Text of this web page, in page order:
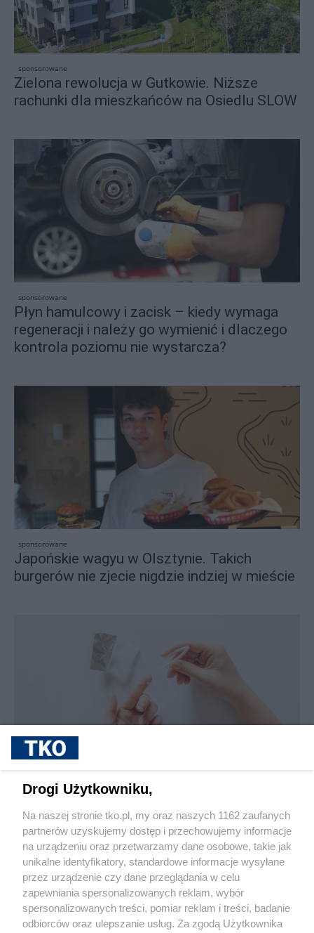
sponsorowane
Zielona rewolucja w Gutkowie. Niższe
rachunki dla mieszkańców na Osiedlu SLOW
sponsorowane
Płyn hamulcowy i zacisk – kiedy wymaga
regeneracji i należy go wymienić i dlaczego
kontrola poziomu nie wystarcza?
sponsorowane
Japońskie wagyu w Olsztynie. Takich
burgerów nie zjecie nigdzie indziej w mieście
Jak rozpoznać, że soczewki kontaktowe są
Pokaż więcej
Drogi Użytkowniku,
Na naszej stronie tko.pl, my oraz naszych 1162 zaufanych
partnerów uzyskujemy dostęp i przechowujemy informacje
na urządzeniu oraz przetwarzamy dane osobowe, takie jak
unikalne identyfikatory, standardowe informacje wysyłane
przez urządzenie czy dane przeglądania w celu
zapewniania spersonalizowanych reklam, wybór
spersonalizowanych treści, pomiar reklam i treści, badanie
odbiorców oraz ulepszanie usług. Za zgodą Użytkownika